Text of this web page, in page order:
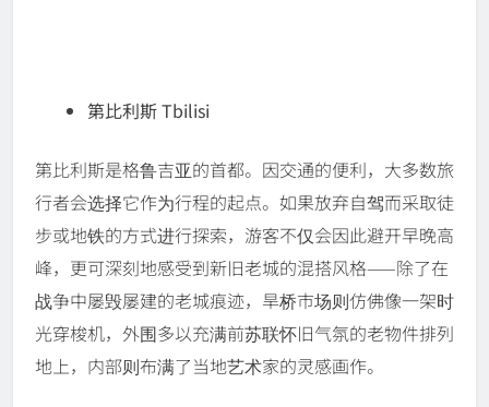
第比利斯 Tbilisi
第比利斯是格鲁吉亚的首都。因交通的便利，大多数旅
行者会选择它作为行程的起点。如果放弃自驾而采取徒
步或地铁的方式进行探索，游客不仅会因此避开早晚高
峰，更可深刻地感受到新旧老城的混搭风格——除了在
战争中屡毁屡建的老城痕迹，旱桥市场则仿佛像一架时
光穿梭机，外围多以充满前苏联怀旧气氛的老物件排列
地上，内部则布满了当地艺术家的灵感画作。